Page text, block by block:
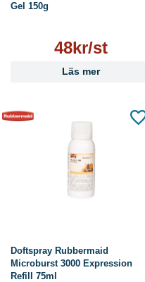
Gel 150g
48kr/st
Läs mer
Doftspray Rubbermaid
Microburst 3000 Expression
Refill 75ml